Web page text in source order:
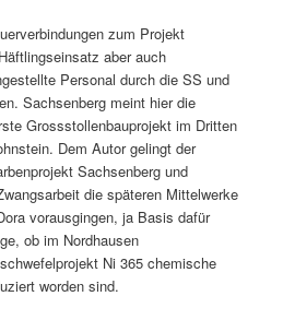
zum Projekt
aber auch
Personal durch die SS und
Sachsenberg meint hier die
Grossstollenbauprojekt im Dritten
Dem Autor gelingt der
Sachsenberg und
die späteren Mittelwerke
vorausgingen, ja Basis dafür
ob im Nordhausen
Ni 365 chemische
worden sind.